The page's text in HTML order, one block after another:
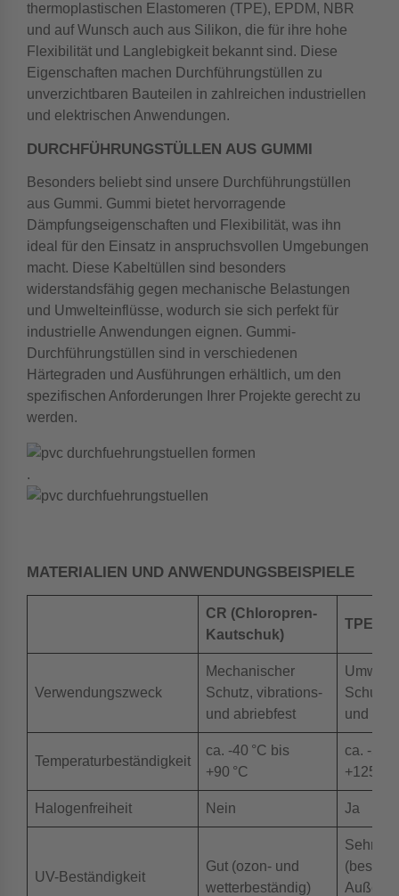
thermoplastischen Elastomeren (TPE), EPDM, NBR
und auf Wunsch auch aus Silikon, die für ihre hohe
Flexibilität und Langlebigkeit bekannt sind. Diese
Eigenschaften machen Durchführungstüllen zu
unverzichtbaren Bauteilen in zahlreichen industriellen
und elektrischen Anwendungen.
DURCHFÜHRUNGSTÜLLEN AUS GUMMI
Besonders beliebt sind unsere Durchführungstüllen
aus Gummi. Gummi bietet hervorragende
Dämpfungseigenschaften und Flexibilität, was ihn
ideal für den Einsatz in anspruchsvollen Umgebungen
macht. Diese Kabeltüllen sind besonders
widerstandsfähig gegen mechanische Belastungen
und Umwelteinflüsse, wodurch sie sich perfekt für
industrielle Anwendungen eignen. Gummi-
Durchführungstüllen sind in verschiedenen
Härtegraden und Ausführungen erhältlich, um den
spezifischen Anforderungen Ihrer Projekte gerecht zu
werden.
.
MATERIALIEN UND ANWENDUNGSBEISPIELE
CR (Chloropren-
Kautschuk)
TPE
Verwendungszweck
Mechanischer
Schutz, vibrations-
und abriebfest
Schutz,
und
Temperaturbeständigkeit
ca. -40 °C bis
+90 °C
ca. -50
+125 °C
Halogenfreiheit Nein Ja
UV-Beständigkeit
Gut (ozon- und
wetterbeständig)
Sehr gut